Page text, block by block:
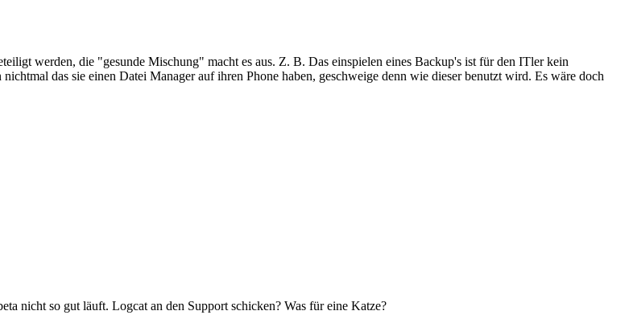
werden, die "gesunde Mischung" macht es aus. Z. B. Das einspielen eines Backup's ist für den ITler kein
das sie einen Datei Manager auf ihren Phone haben, geschweige denn wie dieser benutzt wird. Es wäre doch
nicht so gut läuft. Logcat an den Support schicken? Was für eine Katze?